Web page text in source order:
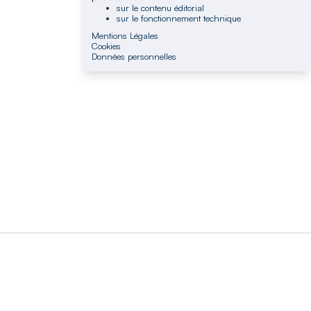
sur le contenu éditorial
sur le fonctionnement technique
Mentions Légales
Cookies
Données personnelles